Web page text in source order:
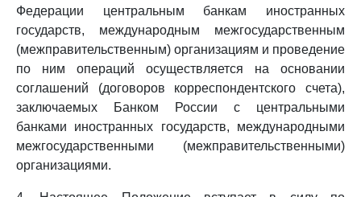
Федерации центральным банкам иностранных
государств, международным межгосударственным
(межправительственным) организациям и проведение
по ним операций осуществляется на основании
соглашений (договоров корреспондентского счета),
заключаемых Банком России с центральными
банками иностранных государств, международными
межгосударственными (межправительственными)
организациями.